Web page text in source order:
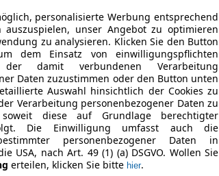
personalisierte Werbung entsprechend
auszuspielen, unser Angebot zu optimieren
zu analysieren. Klicken Sie den Button
dem Einsatz von einwilligungspflichten
damit verbundenen Verarbeitung
Daten zuzustimmen oder den Button unten
Auswahl hinsichtlich der Cookies zu
Verarbeitung personenbezogener Daten zu
soweit diese auf Grundlage berechtigter
Die Einwilligung umfasst auch die
personenbezogener Daten in
USA, nach Art. 49 (1) (a) DSGVO. Wollen Sie
erteilen, klicken Sie bitte hier.